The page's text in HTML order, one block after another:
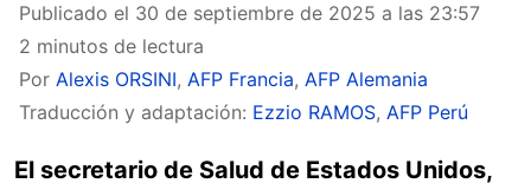
Publicado el 30 de septiembre de 2025 a las 23:57
2 minutos de lectura
Por Alexis ORSINI, AFP Francia, AFP Alemania
Traducción y adaptación: Ezzio RAMOS, AFP Perú
El secretario de Salud de Estados Unidos,